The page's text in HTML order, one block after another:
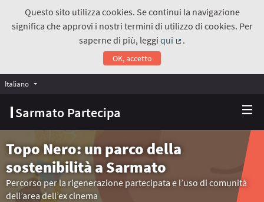
Questo sito utilizza cookies. Se continui la navigazione
significa che approvi i nostri termini di utilizzo di cookies. Per
saperne di più, leggiqui
.
OK, accetto
Sarmato Partecipa
Italiano Choose language
Topo Nero: un parco della
sostenibilità a Sarmato
Percorso per la rigenerazione partecipata e l’uso di comunità
dell’area dell’ex cinema